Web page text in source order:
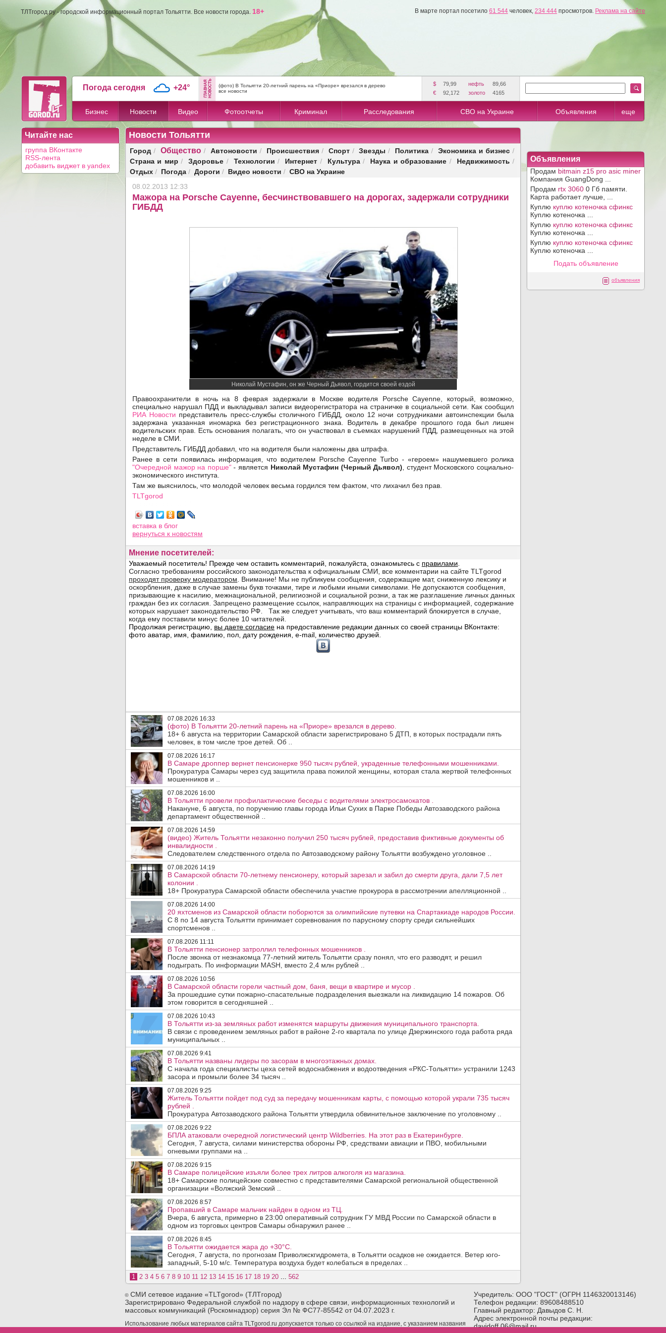
ТЛТгород.ру - городской информационный портал Тольятти. Все новости города. 18+ В марте портал посетило 61 544 человек, 234 444 просмотров. Реклама на сайте
Погода сегодня +24°
(фото) В Тольятти 20-летний парень на «Приоре» врезался в дерево
все новости
$ 79,99 нефть
89,66
€
92,172 золото 4165
Бизнес Новости Видео Фотоотчеты Криминал Расследования СВО на Украине Объявления еще
Читайте нас
группа ВКонтакте
RSS-лента
добавить виджет в yandex
Новости Тольятти
Город / Общество/ Автоновости / Происшествия/ Спорт/ Звезды / Политика / Экономика и бизнес /
Страна и мир / Здоровье / Технологии / Интернет / Культура/ Наука и образование / Недвижимость /
Отдых / Погода / Дороги / Видео новости / СВО на Украине
08.02.2013 12:33
Мажора на Porsche Cayenne, бесчинствовавшего на дорогах, задержали сотрудники
ГИБДД
Николай Мустафин, он же Черный Дьявол, гордится своей ездой
Правоохранители в ночь на 8 феврая задержали в Москве водителя Porsche Cayenne, который, возможно,
специально нарушал ПДД и выкладывал записи видеорегистратора на страничке в социальной сети. Как сообщил
РИА Новости представитель пресс-службы столичного ГИБДД, около 12 ночи сотрудниками автоинспекции была
задержана указанная иномарка без регистрационного знака. Водитель в декабре прошлого года был лишен
водительских прав. Есть основания полагать, что он участвовал в съемках нарушений ПДД, размещенных на этой
неделе в СМИ.
Представитель ГИБДД добавил, что на водителя были наложены два штрафа.
Ранее в сети появилась информация, что водителем Porsche Cayenne Turbo - «героем» нашумевшего ролика
"Очередной мажор на порше"- является Николай Мустафин (Черный Дьявол) , студент Московского социально-
экономического института.
Там же выяснилось, что молодой человек весьма гордился тем фактом, что лихачил без прав.
TLTgorod
вставка в блог
вернуться к новостям
Мнение посетителей:
07.08.2026 16:33
(фото) В Тольятти 20-летний парень на «Приоре» врезался в дерево.
18+ 6 августа на территории Самарской области зарегистрировано 5 ДТП, в которых пострадали пять
человек, в том числе трое детей. Об ..
07.08.2026 16:17
В Самаре дроппер вернет пенсионерке 950 тысяч рублей, украденные телефонными мошенниками.
Прокуратура Самары через суд защитила права пожилой женщины, которая стала жертвой телефонных
мошенников и ..
07.08.2026 16:00
В Тольятти провели профилактические беседы с водителями электросамокатов .
Накануне, 6 августа, по поручению главы города Ильи Сухих в Парке Победы Автозаводского района
департамент общественной ..
07.08.2026 14:59
(видео) Житель Тольятти незаконно получил 250 тысяч рублей, предоставив фиктивные документы об
инвалидности .
Следователем следственного отдела по Автозаводскому району Тольятти возбуждено уголовное ..
07.08.2026 14:19
В Самарской области 70-летнему пенсионеру, который зарезал и забил до смерти друга, дали 7,5 лет
колонии .
18+ Прокуратура Самарской области обеспечила участие прокурора в рассмотрении апелляционной ..
07.08.2026 14:00
20 яхтсменов из Самарской области поборются за олимпийские путевки на Спартакиаде народов России.
С 8 по 14 августа Тольятти принимает соревнования по парусному спорту среди сильнейших
спортсменов ..
07.08.2026 11:11
В Тольятти пенсионер затроллил телефонных мошенников .
После звонка от незнакомца 77-летний житель Тольятти сразу понял, что его разводят, и решил
подыграть. По информации MASH, вместо 2,4 млн рублей ..
07.08.2026 10:56
В Самарской области горели частный дом, баня, вещи в квартире и мусор .
За прошедшие сутки пожарно-спасательные подразделения выезжали на ликвидацию 14 пожаров. Об
этом говорится в сегодняшней ..
07.08.2026 10:43
В Тольятти из-за земляных работ изменятся маршруты движения муниципального транспорта.
В связи с проведением земляных работ в районе 2-го квартала по улице Дзержинского года работа ряда
муниципальных ..
07.08.2026 9:41
В Тольятти названы лидеры по засорам в многоэтажных домах.
С начала года специалисты цеха сетей водоснабжения и водоотведения «РКС-Тольятти» устранили 1243
засора и промыли более 34 тысяч ..
07.08.2026 9:25
Житель Тольятти пойдет под суд за передачу мошенникам карты, с помощью которой украли 735 тысяч
рублей .
Прокуратура Автозаводского района Тольятти утвердила обвинительное заключение по уголовному ..
07.08.2026 9:22
БПЛА атаковали очередной логистический центр Wildberries. На этот раз в Екатеринбурге.
Сегодня, 7 августа, силами министерства обороны РФ, средствами авиации и ПВО, мобильными
огневыми группами на ..
07.08.2026 9:15
В Самаре полицейские изъяли более трех литров алкоголя из магазина.
18+ Самарские полицейские совместно с представителями Самарской региональной общественной
организации «Волжский Земский ..
07.08.2026 8:57
Пропавший в Самаре мальчик найден в одном из ТЦ.
Вчера, 6 августа, примерно в 23:00 оперативный сотрудник ГУ МВД России по Самарской области в
одном из торговых центров Самары обнаружил ранее ..
07.08.2026 8:45
В Тольятти ожидается жара до +30°C.
Сегодня, 7 августа, по прогнозам Приволжскгидромета, в Тольятти осадков не ожидается. Ветер юго-
западный, 5-10 м/с. Температура воздуха будет колебаться в пределах ..
1 2 3 4 5 6 7 8 9 10 11 12 13 14 15 16 17 18 19 20 562
Объявления
Продам bitmain z15 pro asic miner
Компания GuangDong ...
Продам rtx 3060 0 Гб памяти.
Карта работает лучше, ...
Куплю куплю котеночка сфинкс
Куплю котеночка ...
Куплю куплю котеночка сфинкс
Куплю котеночка ...
Куплю куплю котеночка сфинкс
Куплю котеночка ...
Подать объявление
объявления
©СМИ сетевое издание «TLTgorod» (ТЛТгород)
Зарегистрировано Федеральной службой по надзору в сфере связи, информационных технологий и
массовых коммуникаций (Роскомнадзор) серия Эл № ФС77-85542 от 04.07.2023 г.
Использование любых материалов сайта TLTgorod.ru допускается только со ссылкой на издание, с указанием названия
Учредитель: ООО "ГОСТ" (ОГРН 1146320013146)
Телефон редакции: 89608488510
Главный редактор: Давыдов С. Н.
Адрес электронной почты редакции:
davidoff.06@mail.ru